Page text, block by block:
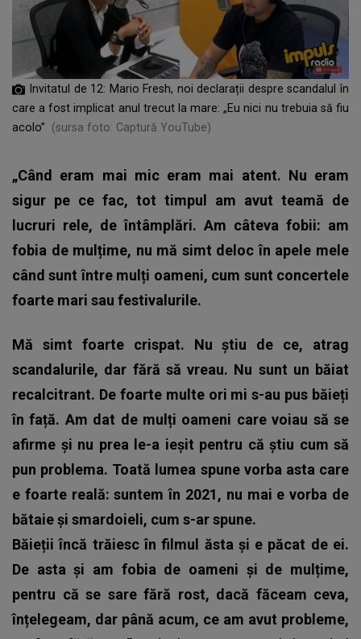
Invitatul de 12: Mario Fresh, noi declarații despre scandalul în
care a fost implicat anul trecut la mare: „Eu nici nu trebuia să fiu
acolo”
(sursa foto: Captură YouTube)
„Când eram mai mic eram mai atent. Nu eram
sigur pe ce fac, tot timpul am avut teamă de
lucruri rele, de întâmplări. Am câteva fobii: am
fobia de mulțime, nu mă simt deloc în apele mele
când sunt între mulți oameni, cum sunt concertele
foarte mari sau festivalurile.
Mă simt foarte crispat. Nu știu de ce, atrag
scandalurile, dar fără să vreau. Nu sunt un băiat
recalcitrant. De foarte multe ori mi s-au pus băieți
în față. Am dat de mulți oameni care voiau să se
afirme și nu prea le-a ieșit pentru că știu cum să
pun problema. Toată lumea spune vorba asta care
e foarte reală: suntem în 2021, nu mai e vorba de
bătaie și smardoieli, cum s-ar spune.
Băieții încă trăiesc în filmul ăsta și e păcat de ei.
De asta și am fobia de oameni și de mulțime,
pentru că se sare fără rost, dacă făceam ceva,
înțelegeam, dar până acum, ce am avut probleme,